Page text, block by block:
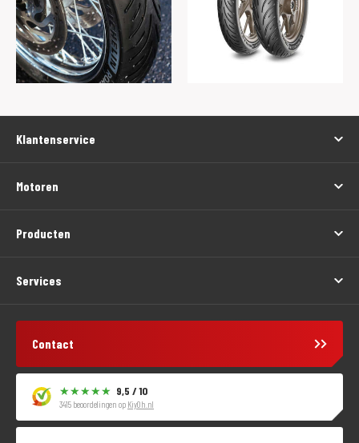
Klantenservice
Motoren
Producten
Services
Contact
9,5 / 10
3415 beoordelingen op KiyOh.nl